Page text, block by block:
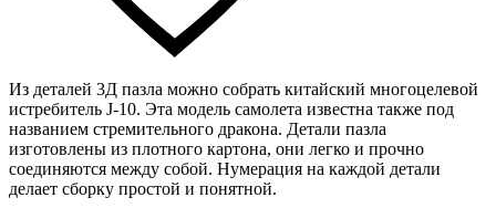
Из деталей 3Д пазла можно собрать китайский многоцелевой
истребитель J-10. Эта модель самолета известна также под
названием стремительного дракона. Детали пазла
изготовлены из плотного картона, они легко и прочно
соединяются между собой. Нумерация на каждой детали
делает сборку простой и понятной.